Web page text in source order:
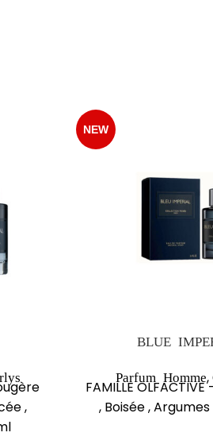
,
NEW
BLUE
Parfum Homme,
FAMILLE
, Boisée , Argumes